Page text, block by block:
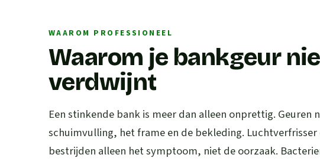
WAAROM PROFESSIONEEL
Waarom je bankgeur
verdwijnt
Een stinkende bank is meer dan alleen onprettig. Geuren
schuimvulling, het frame en de bekleding. Luchtverfrisser
bestrijden alleen het symptoom, niet de oorzaak.